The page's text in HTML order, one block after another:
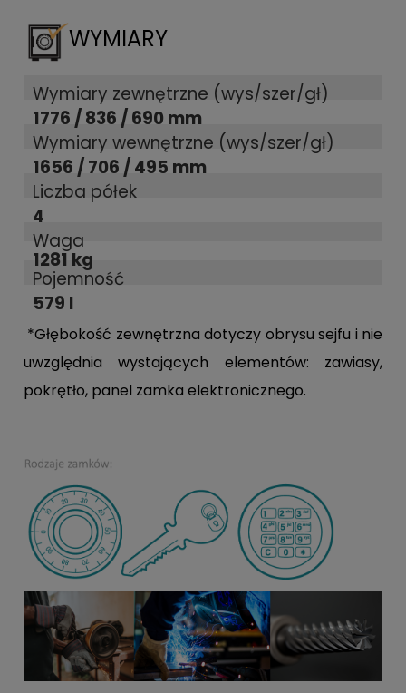
WYMIARY
Wymiary zewnętrzne (wys/szer/gł)
1776 / 836 / 690 mm
Wymiary wewnętrzne (wys/szer/gł)
1656 / 706 / 495 mm
Liczba półek
4
Waga
1281 kg
Pojemność
579 l
*Głębokość zewnętrzna dotyczy obrysu sejfu i nie
uwzględnia wystających elementów: zawiasy,
pokrętło, panel zamka elektronicznego.